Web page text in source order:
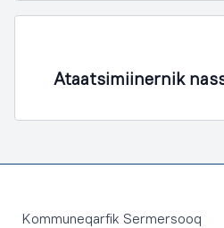
Ataatsimiinernik
Kommuneqarfik Sermersooq